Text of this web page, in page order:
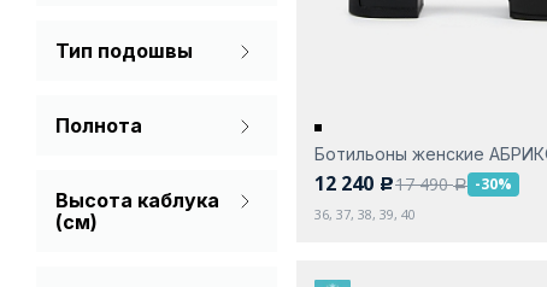
Мех натуральный
Тип подошвы
Полнота
Стандарт
Высота каблука
(см)
Ботильоны женские
12 240 c17 490a -30%
36, 37, 38, 39, 40